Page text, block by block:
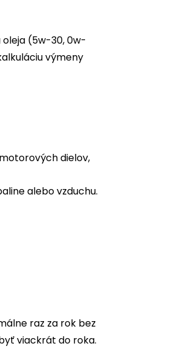
(5w-30, 0w-
výmeny
dielov,
alebo vzduchu.
raz za rok bez
viackrát do roka.